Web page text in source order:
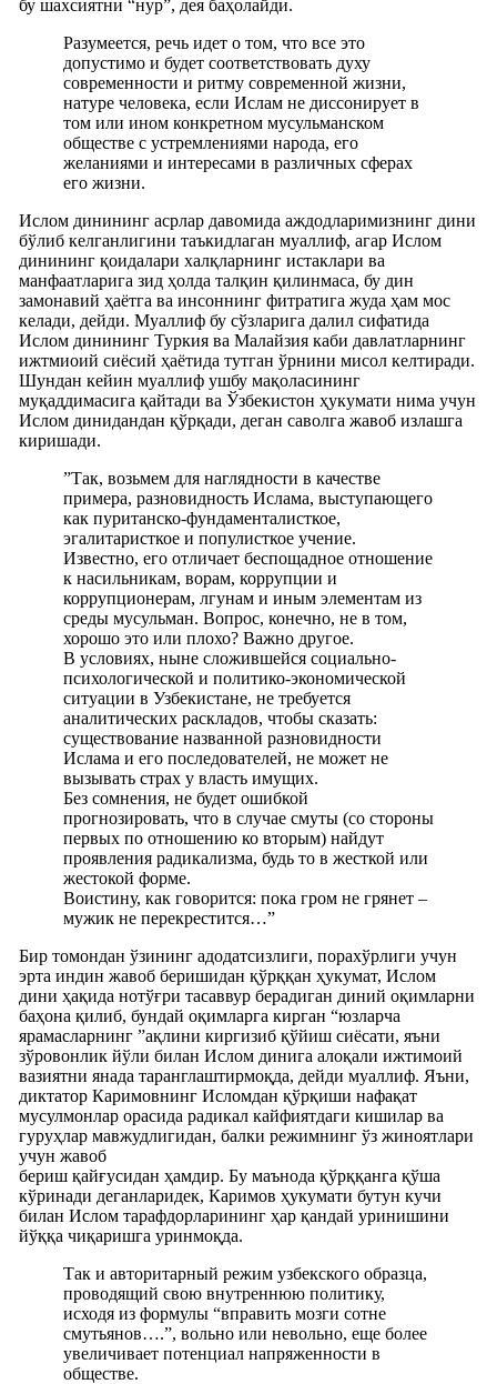
бу шахсиятни “нур”, дея баҳолайди.
Разумеется, речь идет о том, что все это
допустимо и будет соответствовать духу
современности и ритму современной жизни,
натуре человека, если Ислам не диссонирует в
том или ином конкретном мусульманском
обществе с устремлениями народа, его
желаниями и интересами в различных сферах
его жизни.
Ислом динининг асрлар давомида аждодларимизнинг дини
бўлиб келганлигини таъкидлаган муаллиф, агар Ислом
динининг қоидалари халқларнинг истаклари ва
манфаатларига зид ҳолда талқин қилинмаса, бу дин
замонавий ҳаётга ва инсоннинг фитратига жуда ҳам мос
келади, дейди. Муаллиф бу сўзларига далил сифатида
Ислом динининг Туркия ва Малайзия каби давлатларнинг
ижтмиоий сиёсий ҳаётида тутган ўрнини мисол келтиради.
Шундан кейин муаллиф ушбу мақоласининг
муқаддимасига қайтади ва Ўзбекистон ҳукумати нима учун
Ислом динидандан қўрқади, деган саволга жавоб излашга
киришади.
”Так, возьмем для наглядности в качестве
примера, разновидность Ислама, выступающего
как пуританско-фундаменталисткое,
эгалитаристкое и популисткое учение.
Известно, его отличает беспощадное отношение
к насильникам, ворам, коррупции и
коррупционерам, лгунам и иным элементам из
среды мусульман. Вопрос, конечно, не в том,
хорошо это или плохо? Важно другое.
В условиях, ныне сложившейся социально-
психологической и политико-экономической
ситуации в Узбекистане, не требуется
аналитических раскладов, чтобы сказать:
существование названной разновидности
Ислама и его последователей, не может не
вызывать страх у власть имущих.
Без сомнения, не будет ошибкой
прогнозировать, что в случае смуты (со стороны
первых по отношению ко вторым) найдут
проявления радикализма, будь то в жесткой или
жестокой форме.
Воистину, как говорится: пока гром не грянет –
мужик не перекрестится…”
Бир томондан ўзининг адодатсизлиги, порахўрлиги учун
эрта индин жавоб беришидан қўрққан ҳукумат, Ислом
дини ҳақида нотўғри тасаввур берадиган диний оқимларни
баҳона қилиб, бундай оқимларга кирган “юзларча
ярамасларнинг ”ақлини киргизиб қўйиш сиёсати, яъни
зўровонлик йўли билан Ислом динига алоқали ижтимоий
вазиятни янада таранглаштирмоқда, дейди муаллиф. Яъни,
диктатор Каримовнинг Исломдан қўрқиши нафақат
мусулмонлар орасида радикал кайфиятдаги кишилар ва
гуруҳлар мавжудлигидан, балки режимнинг ўз жиноятлари
учун жавоб
бериш қайғусидан ҳамдир. Бу маънода қўрққанга қўша
кўринади деганларидек, Каримов ҳукумати бутун кучи
билан Ислом тарафдорларининг ҳар қандай уринишини
йўққа чиқаришга уринмоқда.
Так и авторитарный режим узбекского образца,
проводящий свою внутреннюю политику,
исходя из формулы “вправить мозги сотне
смутьянов….”, вольно или невольно, еще более
увеличивает потенциал напряженности в
обществе.